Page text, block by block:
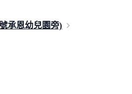
承恩幼兒園旁)